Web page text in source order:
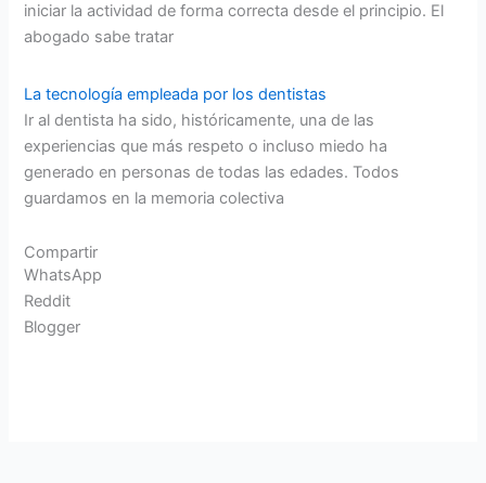
iniciar la actividad de forma correcta desde el principio. El
abogado sabe tratar
La tecnología empleada por los dentistas
Ir al dentista ha sido, históricamente, una de las
experiencias que más respeto o incluso miedo ha
generado en personas de todas las edades. Todos
guardamos en la memoria colectiva
Compartir
WhatsApp
Reddit
Blogger